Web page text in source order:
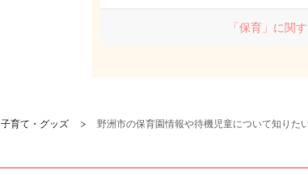
「保育」に関
子育て・グッズ 野洲市の保育園情報や待機児童について知りた